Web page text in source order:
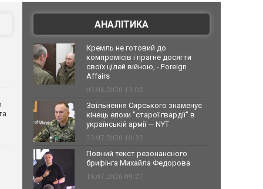
АНАЛІТИКА
Кремль не готовий до
компромісів і прагне досягти
своїх цілей війною, - Foreign
Affairs
03.08.2026 13:02
Звільнення Сирського знаменує
кінець епохи "старої гвардії" в
українській армії — NYT
23.07.2026 10:32
Повний текст резонансного
брифінга Михайла Федорова
18.07.2026 09:27